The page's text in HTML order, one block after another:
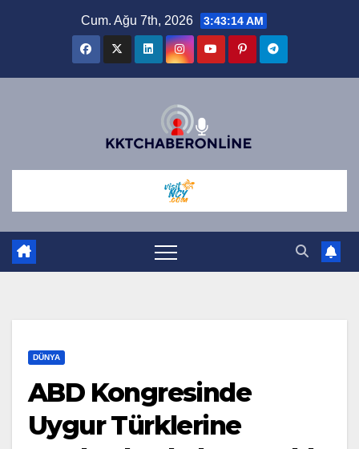
Cum. Ağu 7th, 2026 3:43:14 AM
DÜNYA
ABD Kongresinde
Uygur Türklerine